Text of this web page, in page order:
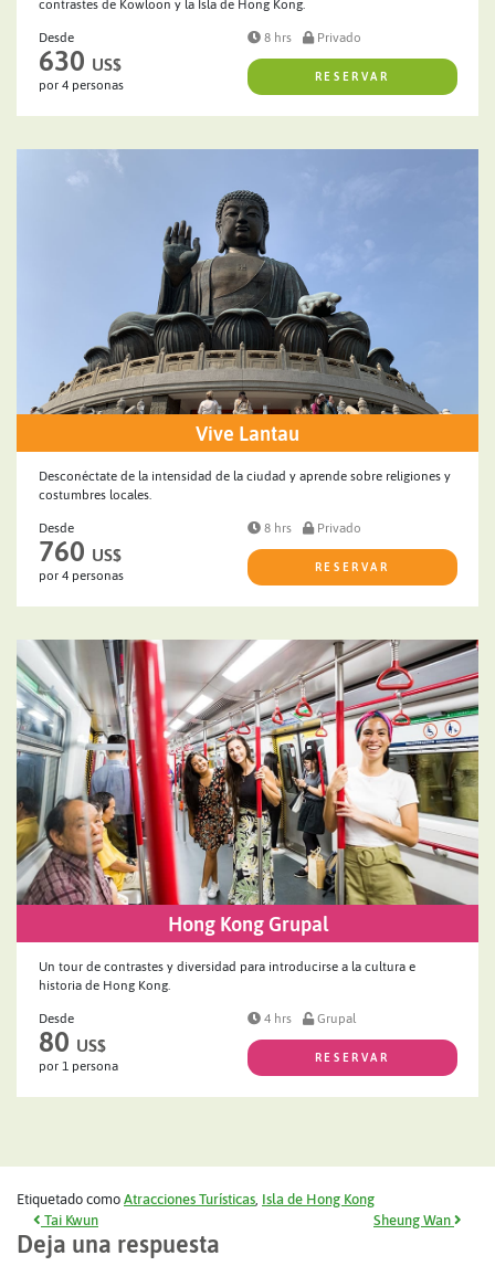
contrastes de Kowloon y la Isla de Hong Kong.
Desde
630 US$
por 4 personas
8 hrs Privado
RESERVAR
Vive Lantau
Desconéctate de la intensidad de la ciudad y aprende sobre religiones y
costumbres locales.
Desde
760 US$
por 4 personas
8 hrs Privado
RESERVAR
Hong Kong Grupal
Un tour de contrastes y diversidad para introducirse a la cultura e
historia de Hong Kong.
Desde
80 US$
por 1 persona
4 hrs Grupal
RESERVAR
Etiquetado como Atracciones Turísticas Isla de Hong Kong
Navegación de entradas
Tai Kwun Sheung Wan
Deja una respuesta